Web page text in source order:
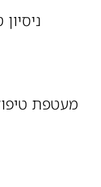
ניסיון
מעטפת